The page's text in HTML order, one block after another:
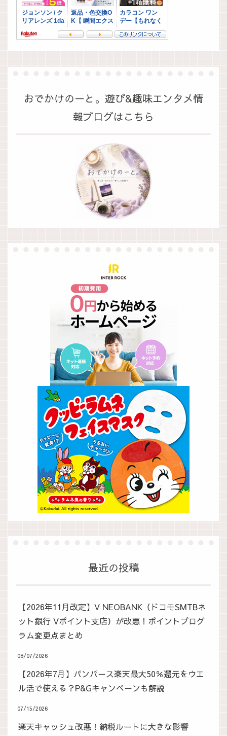
おでかけのーと。遊び&趣味エンタメ情
報ブログはこちら
最近の投稿
【2026年11月改定】V NEOBANK（ドコモSMTBネ
ット銀行 Vポイント支店）が改悪！ポイントプログ
ラム変更点まとめ
08/07/2026
【2026年7月】パンパース楽天最大50％還元をウエ
ル活で使える？P&Gキャンペーンも解説
07/15/2026
楽天キャッシュ改悪！納税ルートに大きな影響